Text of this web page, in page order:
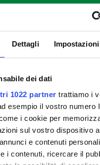
Dettagli
dei dati
1022 partner trattiamo i
esempio il vostro numero
i cookie per
sul vostro dispositivo
e contenuti
i contenuti, ricercare il
e affettatelo
una insalatiera l’insalata, il
quindi aggiungete i
l’avocado, eliminate il